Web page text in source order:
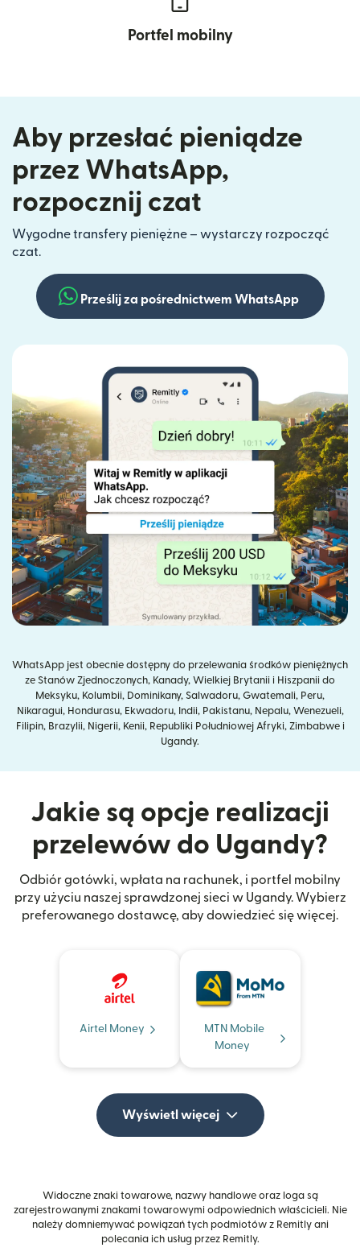
Portfel mobilny
Aby przesłać pieniądze
przez WhatsApp,
rozpocznij czat
Wygodne transfery pieniężne – wystarczy rozpocząć
czat.
Prześlij za pośrednictwem WhatsApp
WhatsApp jest obecnie dostępny do przelewania środków pieniężnych
ze Stanów Zjednoczonych, Kanady, Wielkiej Brytanii i Hiszpanii do
Meksyku, Kolumbii, Dominikany, Salwadoru, Gwatemali, Peru,
Nikaragui, Hondurasu, Ekwadoru, Indii, Pakistanu, Nepalu, Wenezueli,
Filipin, Brazylii, Nigerii, Kenii, Republiki Południowej Afryki, Zimbabwe i
Ugandy.
Jakie są opcje realizacji
przelewów do Ugandy?
Odbiór gotówki, wpłata na rachunek, i portfel mobilny
przy użyciu naszej sprawdzonej sieci w Ugandy. Wybierz
preferowanego dostawcę, aby dowiedzieć się więcej.
Airtel Money
MTN Mobile
Money
Wyświetl więcej
Widoczne znaki towarowe, nazwy handlowe oraz loga są
zarejestrowanymi znakami towarowymi odpowiednich właścicieli. Nie
należy domniemywać powiązań tych podmiotów z Remitly ani
polecania ich usług przez Remitly.